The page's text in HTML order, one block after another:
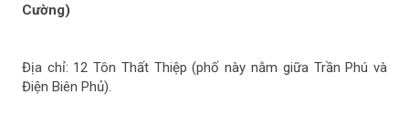
Cường)
Địa chỉ: 12 Tôn Thất Thiệp (phố này nằm giữa Trần Phú và
Điện Biên Phủ).